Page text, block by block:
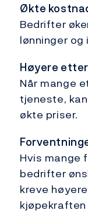
Økte
Bedrifter
lønninger og
Høyere
Når mange
tjeneste,
økte priser.
Hvis mange
bedrifter
kreve
kjøpekraften